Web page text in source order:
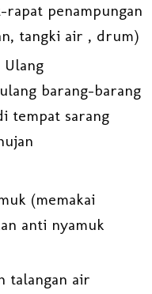
penampungan
tangki air , drum)
barang-barang
tempat sarang
(memakai
anti nyamuk
talangan air